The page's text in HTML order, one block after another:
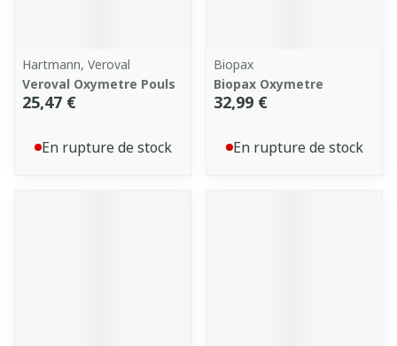
Hartmann, Veroval
Veroval Oxymetre Pouls
25,47 €
En rupture de stock
Biopax
Biopax Oxymetre
32,99 €
En rupture de stock